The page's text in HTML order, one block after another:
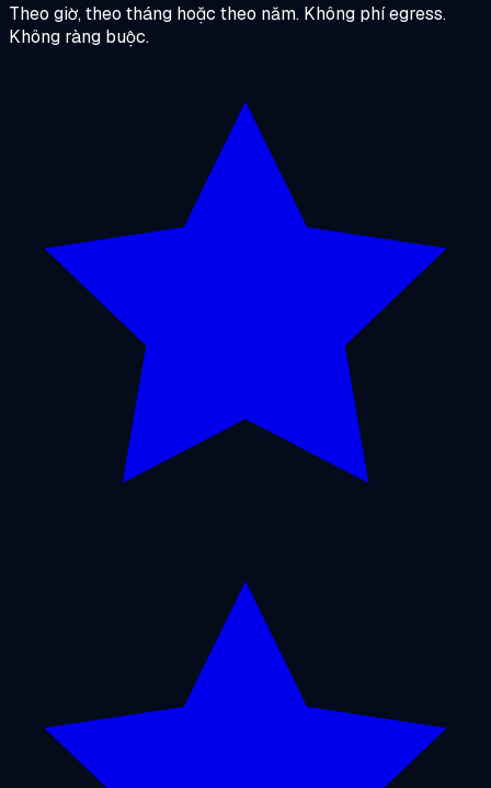
Theo giờ, theo tháng hoặc theo năm. Không phí egress.
Không ràng buộc.